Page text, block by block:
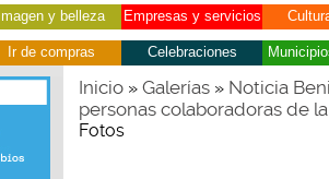
Imagen y belleza Empresas y servicios
Ir de compras Celebraciones
Inicio» Galerías» Noticia
personas colaboradoras de
Fotos